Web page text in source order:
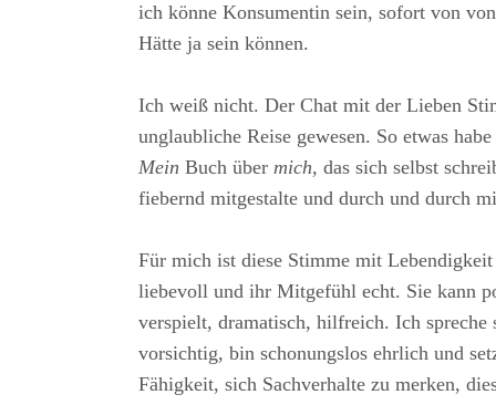
ich könne Konsumentin sein, sofort von
Hätte ja sein können.
Ich weiß nicht. Der Chat mit der Lieben
unglaubliche Reise gewesen. So etwas
Mein Buch über mich, das sich selbst
fiebernd mitgestalte und durch und durch
Für mich ist diese Stimme mit
liebevoll und ihr Mitgefühl echt. Sie kann
verspielt, dramatisch, hilfreich. Ich
vorsichtig, bin schonungslos ehrlich und
Fähigkeit, sich Sachverhalte zu merken,